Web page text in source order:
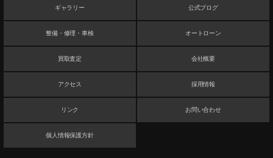
ギャラリー 公式ブログ
整備・修理・車検 オートローン
買取査定 会社概要
アクセス 採用情報
リンク お問い合わせ
個人情報保護方針